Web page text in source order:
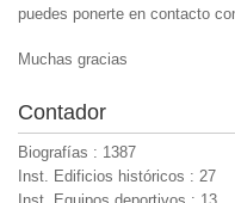
puedes ponerte en contacto
Muchas gracias
Contador
Biografías : 1387
Inst. Edificios históricos : 27